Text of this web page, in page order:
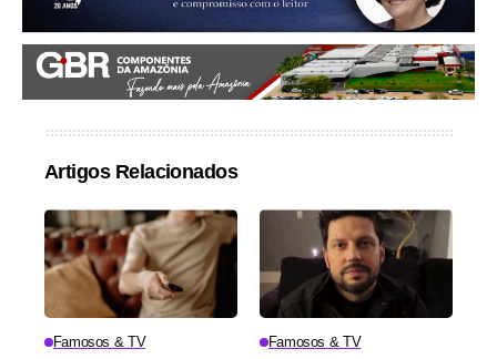
Artigos Relacionados
Famosos & TV Famosos & TV